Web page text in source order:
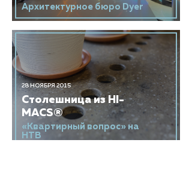
Архитектурное бюро Dyer
28 НОЯБРЯ 2015
Столешница из HI-
MACS®
«Квартирный вопрос» на
НТВ